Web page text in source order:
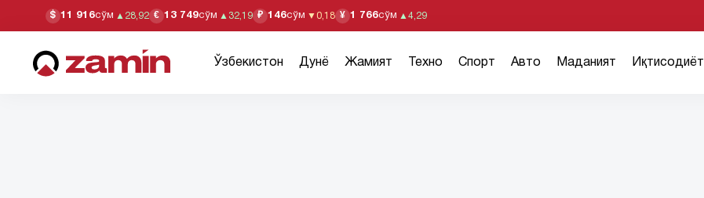
$ 11 916сўм ▲ 28,92 € 13 749сўм ▲ 32,19 ₽ 146сўм ▼ 0,18 ¥ 1 766сўм ▲ 4,29
Ўзбекистон Дунё Жамият Техно Спорт Авто Маданият Иқтисодиёт